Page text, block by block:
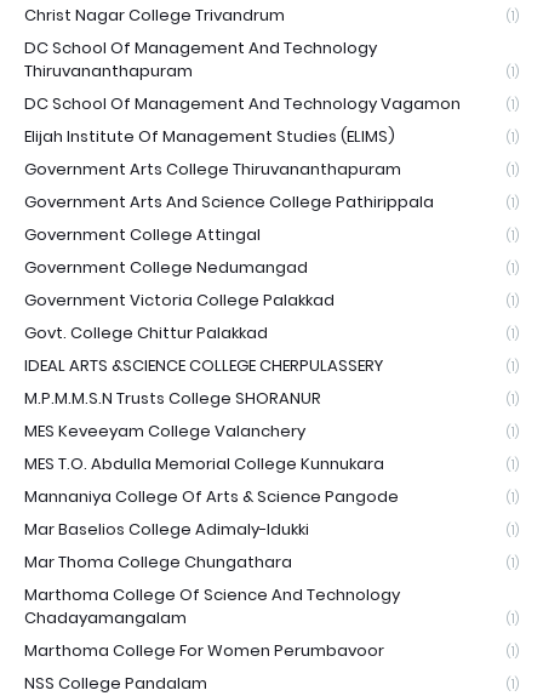
Christ Nagar College Trivandrum (1)
DC School Of Management And Technology
Thiruvananthapuram
(1)
DC School Of Management And Technology Vagamon (1)
Elijah Institute Of Management Studies (ELIMS) (1)
Government Arts College Thiruvananthapuram (1)
Government Arts And Science College Pathirippala (1)
Government College Attingal (1)
Government College Nedumangad (1)
Government Victoria College Palakkad (1)
Govt. College Chittur Palakkad (1)
IDEAL ARTS &SCIENCE COLLEGE CHERPULASSERY (1)
M.P.M.M.S.N Trusts College SHORANUR (1)
MES Keveeyam College Valanchery (1)
MES T.O. Abdulla Memorial College Kunnukara (1)
Mannaniya College Of Arts & Science Pangode (1)
Mar Baselios College Adimaly-Idukki (1)
Mar Thoma College Chungathara (1)
Marthoma College Of Science And Technology
Chadayamangalam
(1)
Marthoma College For Women Perumbavoor (1)
NSS College Pandalam (1)